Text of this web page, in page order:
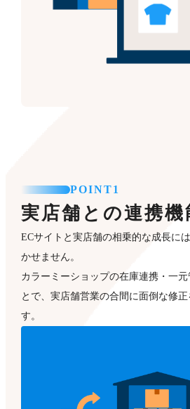
POINT1
実店舗との連携機
ECサイトと実店舗の相乗的な成長に
かせません。
カラーミーショップの在庫連携・一
とで、実店舗営業の合間に面倒な修
す。